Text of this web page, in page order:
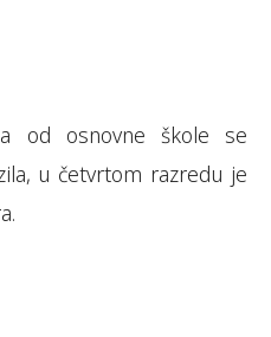
od osnovne škole se
u četvrtom razredu je